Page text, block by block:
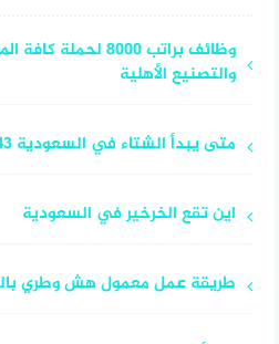
وظائف براتب 8000
والتصنيع الأهلية
متى يبدأ الشتاء في السعودية 1443
اين تقع الخرخير في السعودية
طريقة عمل معمول هش وطري